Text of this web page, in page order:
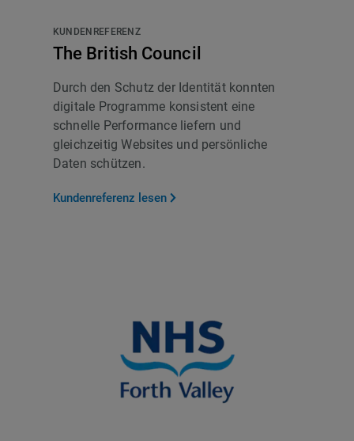
KUNDENREFERENZ
The British Council
Durch den Schutz der Identität konnten
digitale Programme konsistent eine
schnelle Performance liefern und
gleichzeitig Websites und persönliche
Daten schützen.
Kundenreferenz lesen